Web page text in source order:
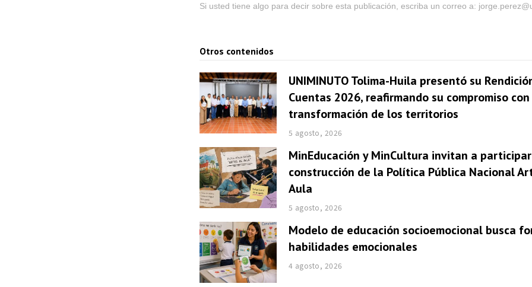
Si usted tiene algo para decir sobre esta publicación, escriba un correo a:
Otros contenidos
UNIMINUTO Tolima-Huila presentó su
Cuentas 2026, reafirmando su compromiso
transformación de los territorios
5 agosto, 2026
MinEducación y MinCultura invitan a
construcción de la Política Pública Nacional
Aula
5 agosto, 2026
Modelo de educación socioemocional busca
habilidades emocionales
4 agosto, 2026